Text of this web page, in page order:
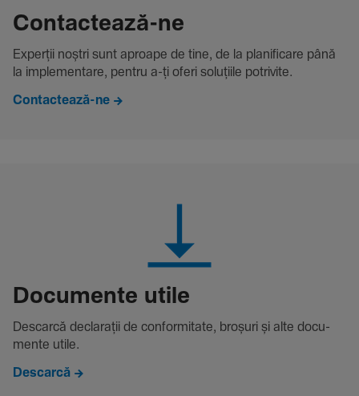
Contac­tează-ne
Experții noștri sunt aproape de tine, de la plani­fi­care până
la imple­men­tare, pentru a-ți oferi solu­țiile potri­vite.
Contactează-ne
Docu­mente utile
Descarcă decla­rații de conformitate, broșuri și alte docu­
mente utile.
Descarcă